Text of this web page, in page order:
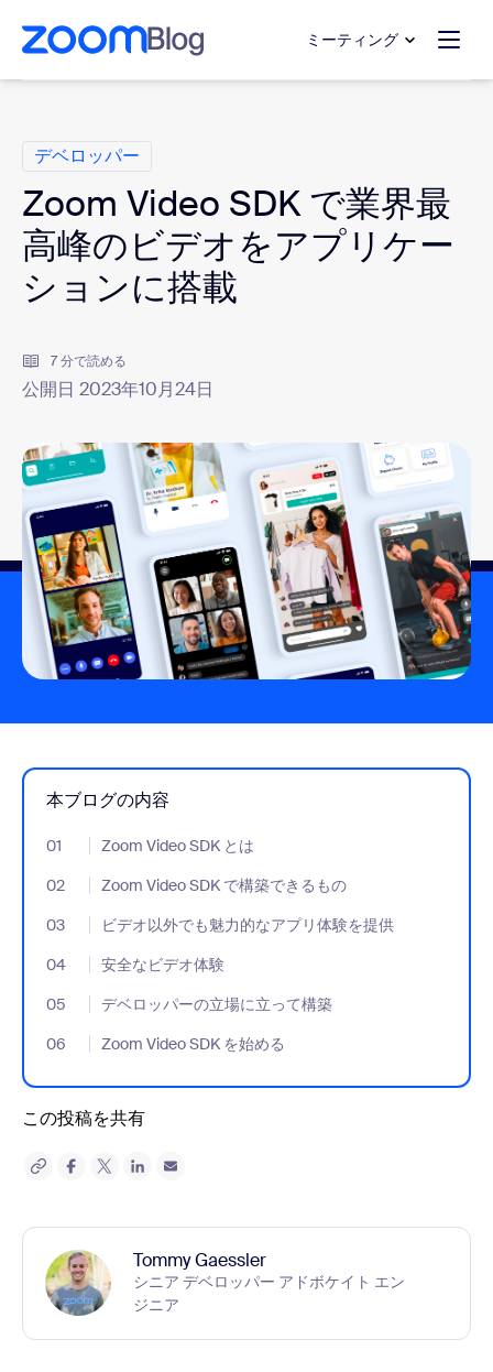
テンツへスキップ
ットへスキップ
ミーティング
デベロッパー
Zoom Video SDK で業界最
高峰のビデオをアプリケー
ションに搭載
7 分で読める
公開日 2023年10月24日
本ブログの内容
01 Zoom Video SDK とは
- Jumplink to Zoom Video SDK とは
02
Zoom Video SDK で構築できるもの
- Jumplink to Zoom Video SDK で構築できるもの
03
ビデオ以外でも魅力的なアプリ体験を提供
- Jumplink to ビデオ以外でも魅力的なアプリ体験を提供
04
安全なビデオ体験
- Jumplink to 安全なビデオ体験
05
デベロッパーの立場に立って構築
- Jumplink to デベロッパーの立場に立って構築
06
Zoom Video SDK を始める
- Jumplink to Zoom Video SDK を始める
この投稿を共有
Tommy Gaessler
シニア デベロッパー アドボケイト エン
ジニア